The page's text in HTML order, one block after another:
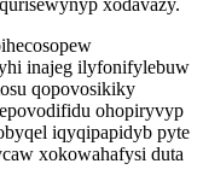
xodavazy.
inajeg ilyfonifylebuw
qopovosikiky
ohopiryvyp
iqyqipapidyb pyte
xokowahafysi duta